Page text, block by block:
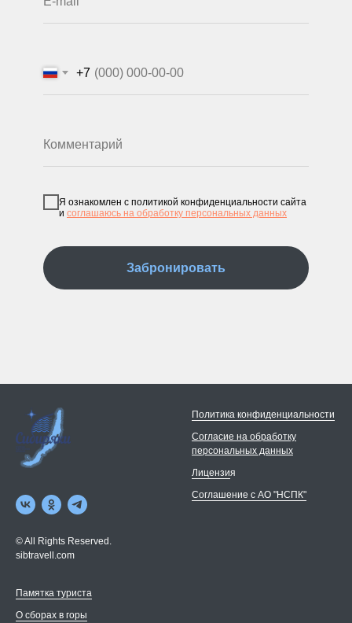
+7
Я ознакомлен с политикой конфиденциальности сайта
и соглашаюсь на обработку персональных данных
Забронировать
© All Rights Reserved.
sibtravell.com
Политика конфиденциальности
Согласие на обработку
персональных данных
Лицензия
Соглашение с АО "НСПК"
Памятка туриста
О сборах в горы